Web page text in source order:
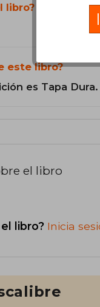
libro?
este libro?
es Tapa Dura.
el libro
libro? Inicia